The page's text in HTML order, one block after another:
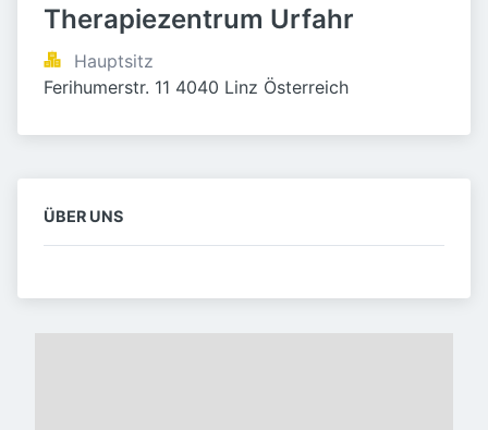
Therapiezentrum Urfahr
Hauptsitz
Ferihumerstr. 11 4040 Linz Österreich
ÜBER UNS